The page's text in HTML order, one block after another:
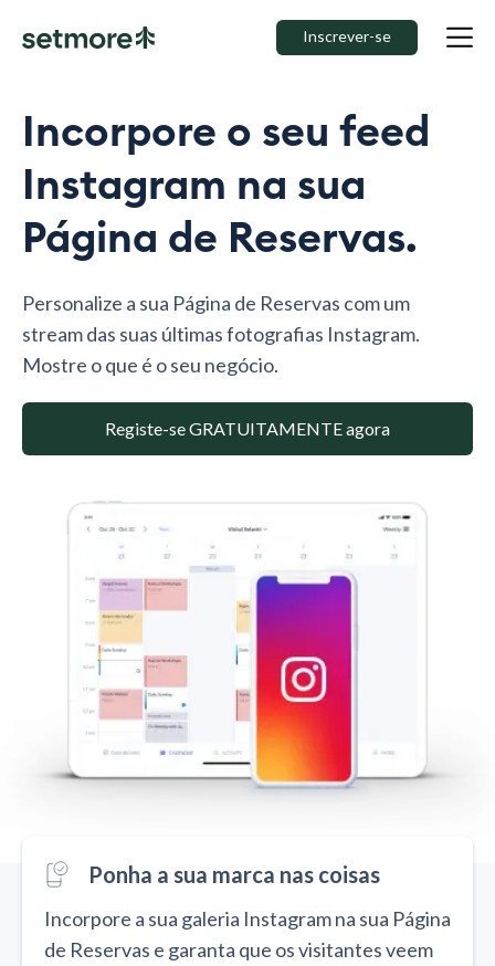
Inscrever-se
Incorpore o seu feed
Instagram na sua
Página de Reservas.
Personalize a sua Página de Reservas com um
stream das suas últimas fotografias Instagram.
Mostre o que é o seu negócio.
Registe-se GRATUITAMENTE agora
Ponha a sua marca nas coisas
Incorpore a sua galeria Instagram na sua Página
de Reservas e garanta que os visitantes veem